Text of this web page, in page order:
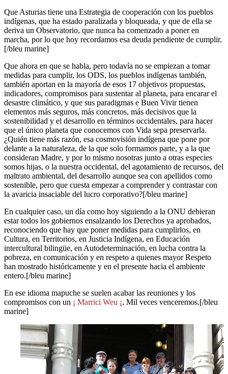
Que Asturias tiene una Estrategia de cooperación con los pueblos
indígenas, que ha estado paralizada y bloqueada, y que de ella se
deriva un Observatorio, que nunca ha comenzado a poner en
marcha, por lo que hoy recordamos esa deuda pendiente de cumplir.
[/bleu marine]
Que ahora en que se habla, pero todavía no se empiezan a tomar
medidas para cumplir, los ODS, los pueblos indígenas también,
también aportan en la mayoría de esos 17 objetivos propuestas,
indicadores, compromisos para sustentar al planeta, para encarar el
desastre climático, y que sus paradigmas e Buen Vivir tienen
elementos más seguros, más concretos, más decisivos que la
sostenibilidad y el desarrollo en términos occidentales, para hacer
que el único planeta que conocemos con Vida sepa preservarla.
¿Quién tiene más razón, esa cosmovisión indígena que pone por
delante a la naturaleza, de la que solo formamos parte, y a la que
consideran Madre, y por lo mismo nosotras junto a otras especies
somos hijas, o la nuestra occidental, del agotamiento de recursos, del
maltrato ambiental, del desarrollo aunque sea con apellidos como
sostenible, pero que cuesta empezar a comprender y contrastar con
la avaricia insaciable del lucro corporativo?[/bleu marine]
En cualquier caso, un día como hoy siguiendo a la ONU debieran
estar todos los gobiernos ensalzando los Derechos ya aprobados,
reconociendo que hay que poner medidas para cumplirlos, en
Cultura, en Territorios, en Justicia Indígena, en Educación
intercultural bilingüe, en Autodeterminación, en lucha contra la
pobreza, en comunicación y en respeto a quienes mayor Respeto
han mostrado históricamente y en el presente hacia el ambiente
entero.[/bleu marine]
En ese idioma mapuche se suelen acabar las reuniones y los
compromisos con un ¡ Marrici Weu ¡. Mil veces venceremos.[/bleu
marine]